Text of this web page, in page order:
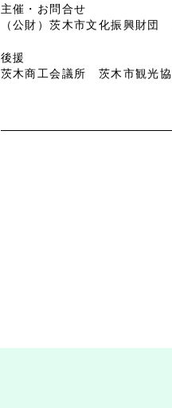
主催・お問合せ
（公財）茨木市文化振興財
後援
茨木商工会議所 茨木市観光